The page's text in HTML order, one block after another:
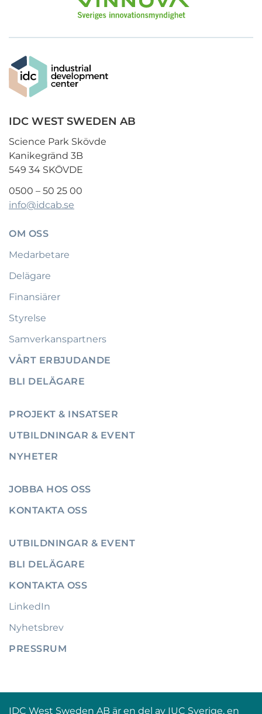
IDC WEST SWEDEN AB
Science Park Skövde
Kanikegränd 3B
549 34 SKÖVDE
0500 – 50 25 00
info@idcab.se
OM OSS
Medarbetare
Delägare
Finansiärer
Styrelse
Samverkanspartners
VÅRT ERBJUDANDE
BLI DELÄGARE
PROJEKT & INSATSER
UTBILDNINGAR & EVENT
NYHETER
JOBBA HOS OSS
KONTAKTA OSS
UTBILDNINGAR & EVENT
BLI DELÄGARE
KONTAKTA OSS
LinkedIn
Nyhetsbrev
PRESSRUM
IDC West Sweden AB är en del av IUC Sverige, en